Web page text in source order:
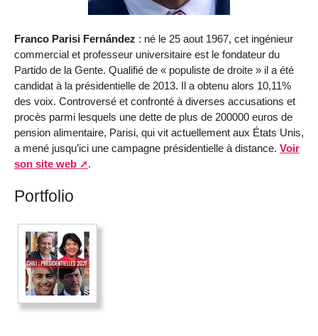
Franco Parisi Fernández : né le 25 aout 1967, cet ingénieur
commercial et professeur universitaire est le fondateur du
Partido de la Gente. Qualifié de « populiste de droite » il a été
candidat à la présidentielle de 2013. Il a obtenu alors 10,11%
des voix. Controversé et confronté à diverses accusations et
procès parmi lesquels une dette de plus de 200000 euros de
pension alimentaire, Parisi, qui vit actuellement aux États Unis,
a mené jusqu’ici une campagne présidentielle à distance. Voir
son site web
.
Portfolio